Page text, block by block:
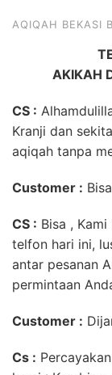
AQIQAH BEKASI
AKIKAH
CS :
Kranji dan
aqiqah tanpa
Customer :
CS : Bisa ,
telfon hari ini,
antar pesanan
permintaan
Customer :
Cs :